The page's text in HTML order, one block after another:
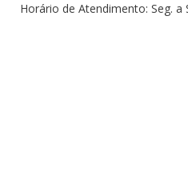
Horário de Atendimento: Seg. a